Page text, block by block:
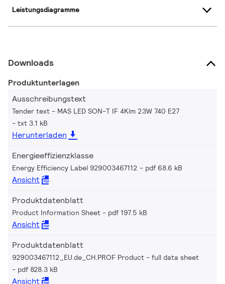
Leistungsdiagramme
Downloads
Produktunterlagen
Ausschreibungstext
Tender text - MAS LED SON-T IF 4Klm 23W 740 E27
txt 3.1 kB
Herunterladen
Energieeffizienzklasse
Energy Efficiency Label 929003467112 pdf 68.6 kB
Ansicht
Produktdatenblatt
Product Information Sheet pdf 197.5 kB
Ansicht
Produktdatenblatt
929003467112_EU.de_CH.PROF Product - full data sheet
pdf 828.3 kB
Ansicht